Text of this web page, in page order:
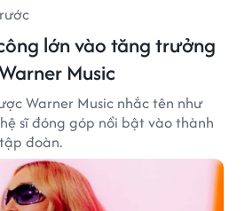
lớn vào tăng trưởng
Music
Warner Music nhắc tên như
sĩ đóng góp nổi bật vào thành
đoàn.